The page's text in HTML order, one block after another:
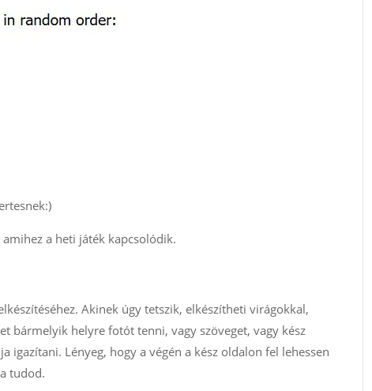
a heti játék kapcsolódik.
Akinek úgy tetszik, elkészítheti virágokkal,
bármelyik helyre fotót tenni, vagy szöveget, vagy kész
igazítani. Lényeg, hogy a végén a kész oldalon fel lehessen
tudod.